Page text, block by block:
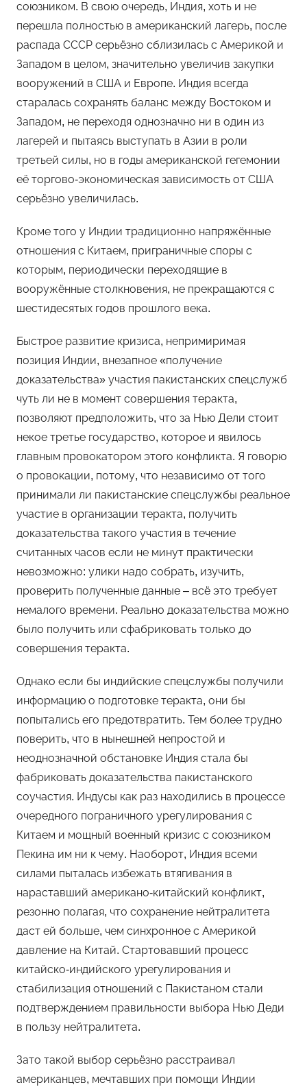
союзником. В свою очередь, Индия, хоть и не
перешла полностью в американский лагерь, после
распада СССР серьёзно сблизилась с Америкой и
Западом в целом, значительно увеличив закупки
вооружений в США и Европе. Индия всегда
старалась сохранять баланс между Востоком и
Западом, не переходя однозначно ни в один из
лагерей и пытаясь выступать в Азии в роли
третьей силы, но в годы американской гегемонии
её торгово-экономическая зависимость от США
серьёзно увеличилась.
Кроме того у Индии традиционно напряжённые
отношения с Китаем, приграничные споры с
которым, периодически переходящие в
вооружённые столкновения, не прекращаются с
шестидесятых годов прошлого века.
Быстрое развитие кризиса, непримиримая
позиция Индии, внезапное «получение
доказательства» участия пакистанских спецслужб
чуть ли не в момент совершения теракта,
позволяют предположить, что за Нью Дели стоит
некое третье государство, которое и явилось
главным провокатором этого конфликта. Я говорю
о провокации, потому, что независимо от того
принимали ли пакистанские спецслужбы реальное
участие в организации теракта, получить
доказательства такого участия в течение
считанных часов если не минут практически
невозможно: улики надо собрать, изучить,
проверить полученные данные – всё это требует
немалого времени. Реально доказательства можно
было получить или сфабриковать только до
совершения теракта.
Однако если бы индийские спецслужбы получили
информацию о подготовке теракта, они бы
попытались его предотвратить. Тем более трудно
поверить, что в нынешней непростой и
неоднозначной обстановке Индия стала бы
фабриковать доказательства пакистанского
соучастия. Индусы как раз находились в процессе
очередного пограничного урегулирования с
Китаем и мощный военный кризис с союзником
Пекина им ни к чему. Наоборот, Индия всеми
силами пыталась избежать втягивания в
нараставший американо-китайский конфликт,
резонно полагая, что сохранение нейтралитета
даст ей больше, чем синхронное с Америкой
давление на Китай. Стартовавший процесс
китайско-индийского урегулирования и
стабилизация отношений с Пакистаном стали
подтверждением правильности выбора Нью Деди
в пользу нейтралитета.
Зато такой выбор серьёзно расстраивал
американцев, мечтавших при помощи Индии